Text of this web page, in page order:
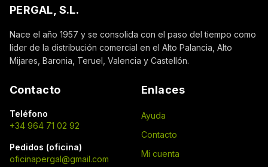
PERGAL, S.L.
Nace el año 1957 y se consolida con el paso del tiempo como
líder de la distribución comercial en el Alto Palancia, Alto
Mijares, Baronia, Teruel, Valencia y Castellón.
Contacto
Teléfono
+34 964 71 02 92
Pedidos (oficina)
oficinapergal@gmail.com
Enlaces
Ayuda
Contacto
Mi cuenta